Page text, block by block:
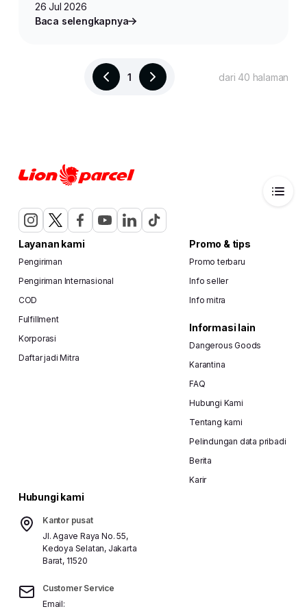
26 Jul 2026
Baca selengkapnya
1 dari 40 halaman
Layanan kami
Pengiriman
Pengiriman Internasional
COD
Fulfillment
Korporasi
Daftar jadi Mitra
Promo & tips
Promo terbaru
Info seller
Info mitra
Informasi lain
Dangerous Goods
Karantina
FAQ
Hubungi Kami
Tentang kami
Pelindungan data pribadi
Berita
Karir
Hubungi kami
Kantor pusat
Jl. Agave Raya No. 55,
Kedoya Selatan, Jakarta
Barat, 11520
Customer Service
Email: